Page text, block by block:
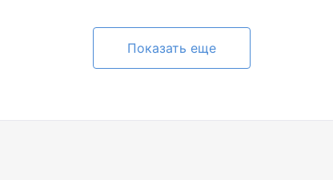
Показать еще